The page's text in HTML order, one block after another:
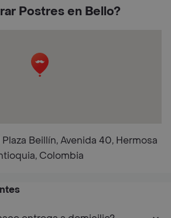
Postres en Bello?
Beillín, Avenida 40, Hermosa
Colombia